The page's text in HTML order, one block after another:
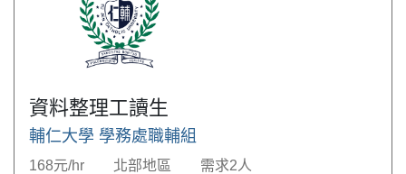
資料整理工讀生
輔仁大學 學務處職輔組
168元/hr 北部地區 需求2人